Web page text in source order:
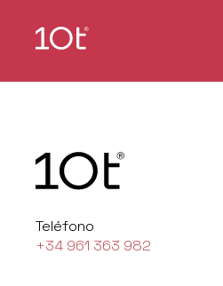
Teléfono
+34 961 363 982